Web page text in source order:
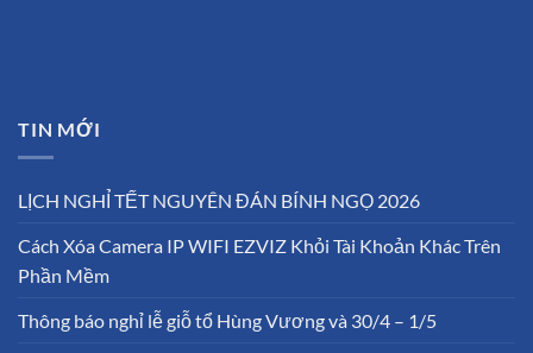
TIN MỚI
LỊCH NGHỈ TẾT NGUYÊN ĐÁN BÍNH NGỌ 2026
Cách Xóa Camera IP WIFI EZVIZ Khỏi Tài Khoản Khác Trên
Phần Mềm
Thông báo nghỉ lễ giỗ tổ Hùng Vương và 30/4 – 1/5